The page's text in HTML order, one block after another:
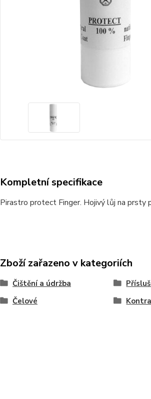
Kompletní specifikace
Pirastro protect Finger. Hojivý lůj na prsty
Zboží zařazeno v kategoriích
Čištění a údržba
Čelové